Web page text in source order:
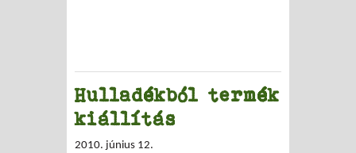
Hulladékból termék
kiállítás
2010. június 12.